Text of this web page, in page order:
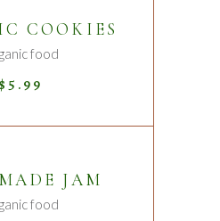
COOKIES
food
5.99
JAM
food